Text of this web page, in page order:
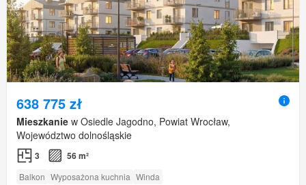
638 775 zł
Mieszkanie w Osiedle Jagodno, Powiat Wrocław,
Województwo dolnośląskie
3 56 m²
Balkon Wyposażona kuchnia Winda